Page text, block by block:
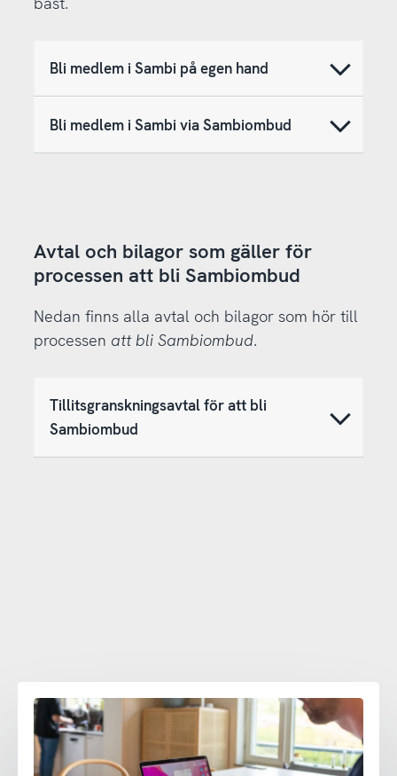
Bli medlem i Sambi på egen hand
Bli medlem i Sambi via Sambiombud
Avtal och bilagor som gäller för
processen att bli Sambiombud
Nedan finns alla avtal och bilagor som hör till
processen att bli Sambiombud.
Tillitsgranskningsavtal för att bli
Sambiombud